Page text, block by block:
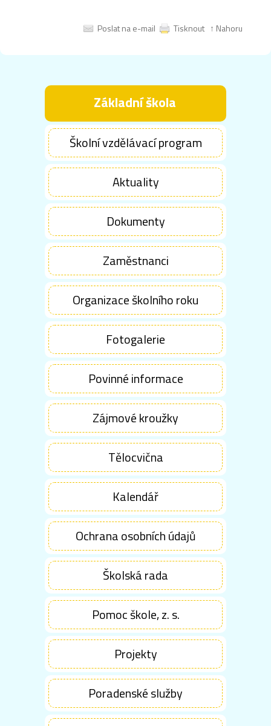
Poslat na e-mail Tisknout ↑ Nahoru
Základní škola
Školní vzdělávací program
Aktuality
Dokumenty
Zaměstnanci
Organizace školního roku
Fotogalerie
Povinné informace
Zájmové kroužky
Tělocvična
Kalendář
Ochrana osobních údajů
Školská rada
Pomoc škole, z. s.
Projekty
Poradenské služby